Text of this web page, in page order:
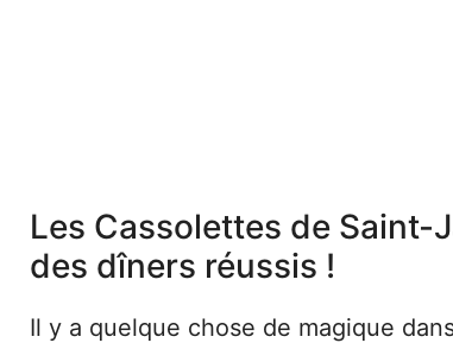
Les Cassolettes de
des dîners réussis !
Il y a quelque chose de magique